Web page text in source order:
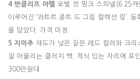
4 반클리프 아펠 오벌 컷 핑크 스피넬(6.25
이루어진 ‘콰트르 콩트 드 그림 컬렉션 링’.
을 담았다. 가격 미정.
5 지미추 채도가 낮은 짙은 레드 컬러와 크리
잘 어울리는 클러치 백. 격식 있는 자리에 포
300만원대.